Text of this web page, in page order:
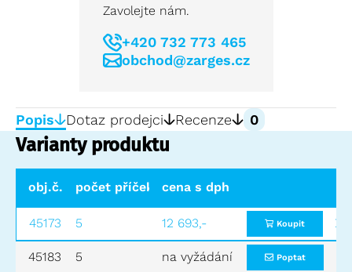
Zavolejte nám.
+420 732 773 465
obchod@zarges.cz
Popis Dotaz prodejci Recenze 0
Varianty produktu
obj.č. počet příček nosnost (kg)
cena s dph
45173 5 1000 1200x800x150
12 693,- Koupit
45183 5 1000 1200x1000x150
na vyžádání Poptat